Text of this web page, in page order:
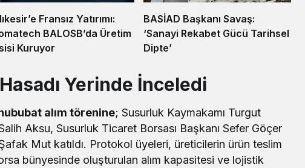
Fransız Yatırımı:
BALOSB’da Üretim
Kuruyor
BASİAD Başkanı Savaş:
‘Sanayi Rekabet Gücü Tarihsel
Dipte’
Yerinde İnceledi
alım törenine; Susurluk Kaymakamı Turgut
Aksu, Susurluk Ticaret Borsası Başkanı Sefer Göçer
Mut katıldı. Protokol üyeleri, üreticilerin ürün teslim
bünyesinde oluşturulan alım kapasitesi ve lojistik